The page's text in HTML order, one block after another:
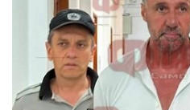
РАЗСЛЕДВАНЕ
БИЗНЕС
ЮГ